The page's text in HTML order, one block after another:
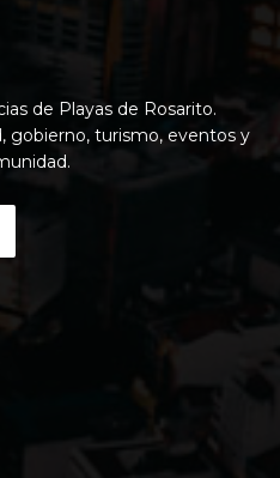
de Playas de Rosarito.
gobierno, turismo, eventos y